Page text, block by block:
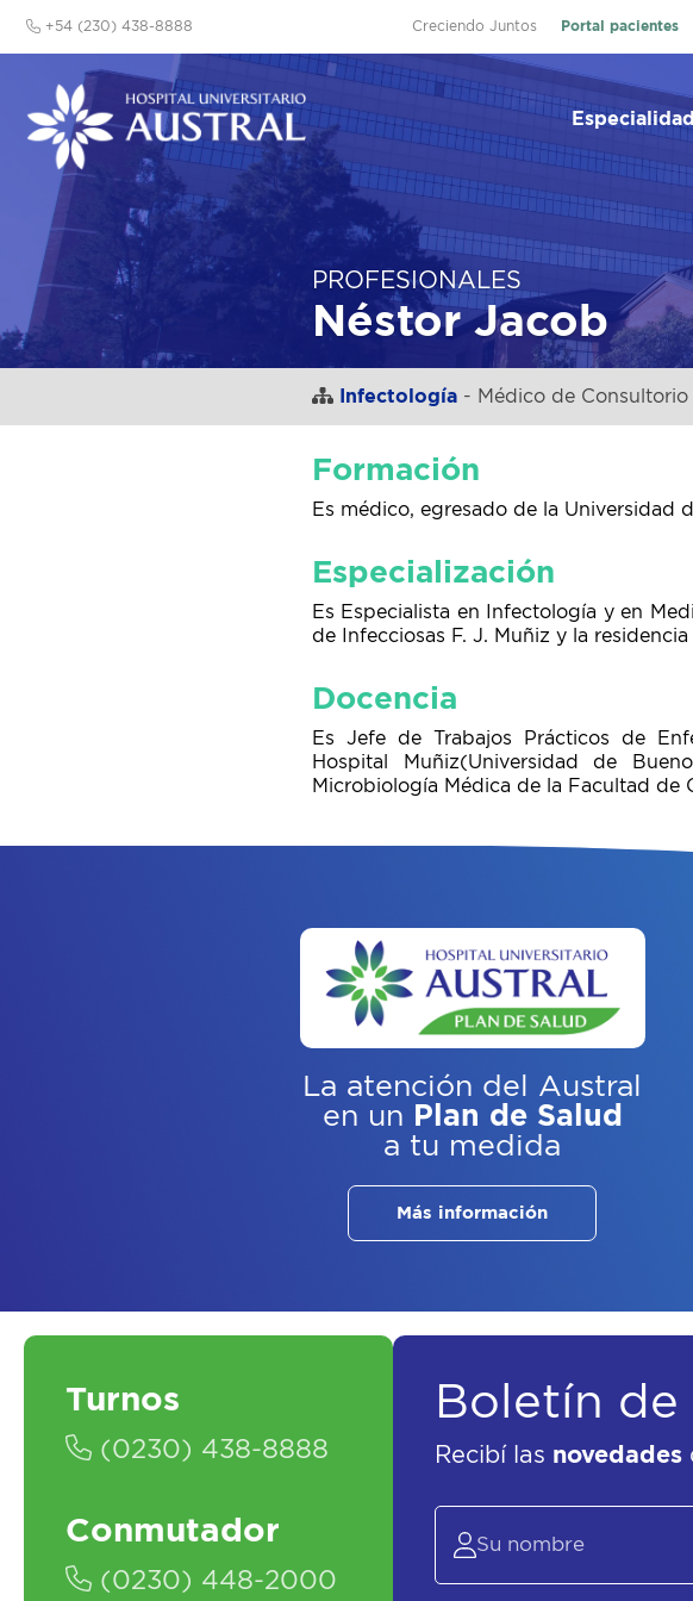
Creciendo Juntos Portal pacientes
+54 (230) 438-8888
PROFESIONALES
Néstor Jacob
Infectología - Médico de
Formación
Es médico, egresado de la Universidad
Especialización
Es Especialista en Infectología y en
de Infecciosas F. J. Muñiz y la
Docencia
Es Jefe de Trabajos Prácticos de
Hospital Muñiz(Universidad de
Microbiología Médica de la Facultad de
La atención del Austral
en un Plan de Salud
a tu medida
Más información
Turnos
(0230) 438-8888
Conmutador
(0230) 448-2000
Boletín de
Recibí las novedades